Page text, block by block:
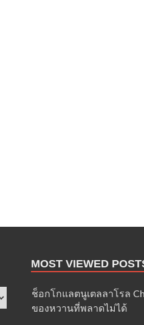
MOST VIEWED
ช็อกโกแลตนูเตลลาโรล
ของหวานที่พลาดไม่ได้